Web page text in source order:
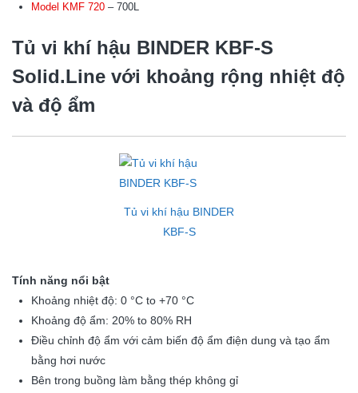
Model KMF 720 – 700L
Tủ vi khí hậu BINDER KBF-S
Solid.Line với khoảng rộng nhiệt độ
và độ ẩm
Tủ vi khí hậu BINDER
KBF-S
Tính năng nổi bật
Khoảng nhiệt độ: 0 °C to +70 °C
Khoảng độ ẩm: 20% to 80% RH
Điều chỉnh độ ẩm với cảm biến độ ẩm điện dung và tạo ẩm
bằng hơi nước
Bên trong buồng làm bằng thép không gỉ